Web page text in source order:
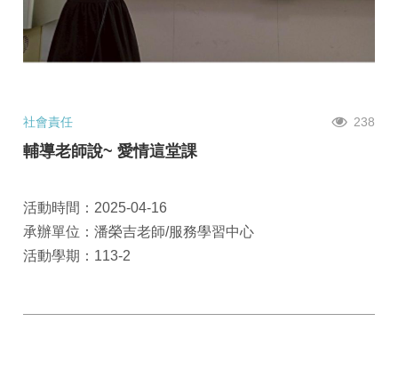
社會責任 238
輔導老師說~ 愛情這堂課
活動時間：2025-04-16
承辦單位：潘榮吉老師/服務學習中心
活動學期：113-2